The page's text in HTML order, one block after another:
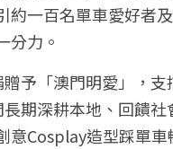
約一百名單車愛好者
分力。
予「澳門明愛」，支
期深耕本地、回饋社
意Cosplay造型踩單車